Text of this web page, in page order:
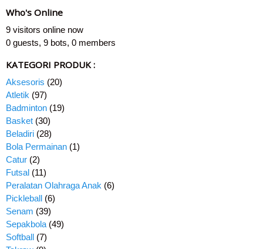
Who's Online
9 visitors online now
0 guests, 9 bots, 0 members
KATEGORI PRODUK :
Aksesoris (20)
Atletik (97)
Badminton (19)
Basket (30)
Beladiri (28)
Bola Permainan (1)
Catur (2)
Futsal (11)
Peralatan Olahraga Anak (6)
Pickleball (6)
Senam (39)
Sepakbola (49)
Softball (7)